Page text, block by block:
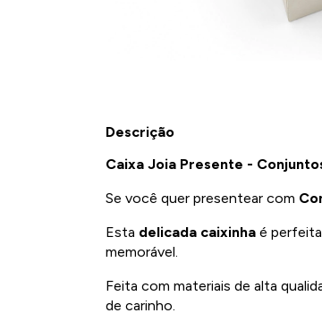
Descrição
Caixa Joia Presente -
Se você quer presentear com
Esta delicada caixinha é
memorável.
Feita com materiais de alta
de carinho.